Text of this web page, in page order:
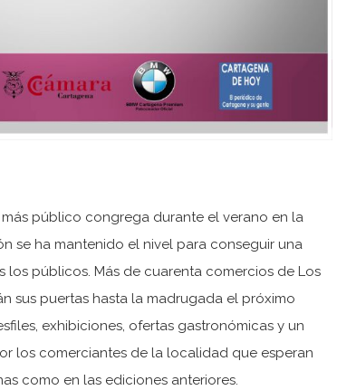
público congrega durante el verano en la
se ha mantenido el nivel para conseguir una
públicos. Más de cuarenta comercios de Los
sus puertas hasta la madrugada el próximo
exhibiciones, ofertas gastronómicas y un
los comerciantes de la localidad que esperan
como en las ediciones anteriores.